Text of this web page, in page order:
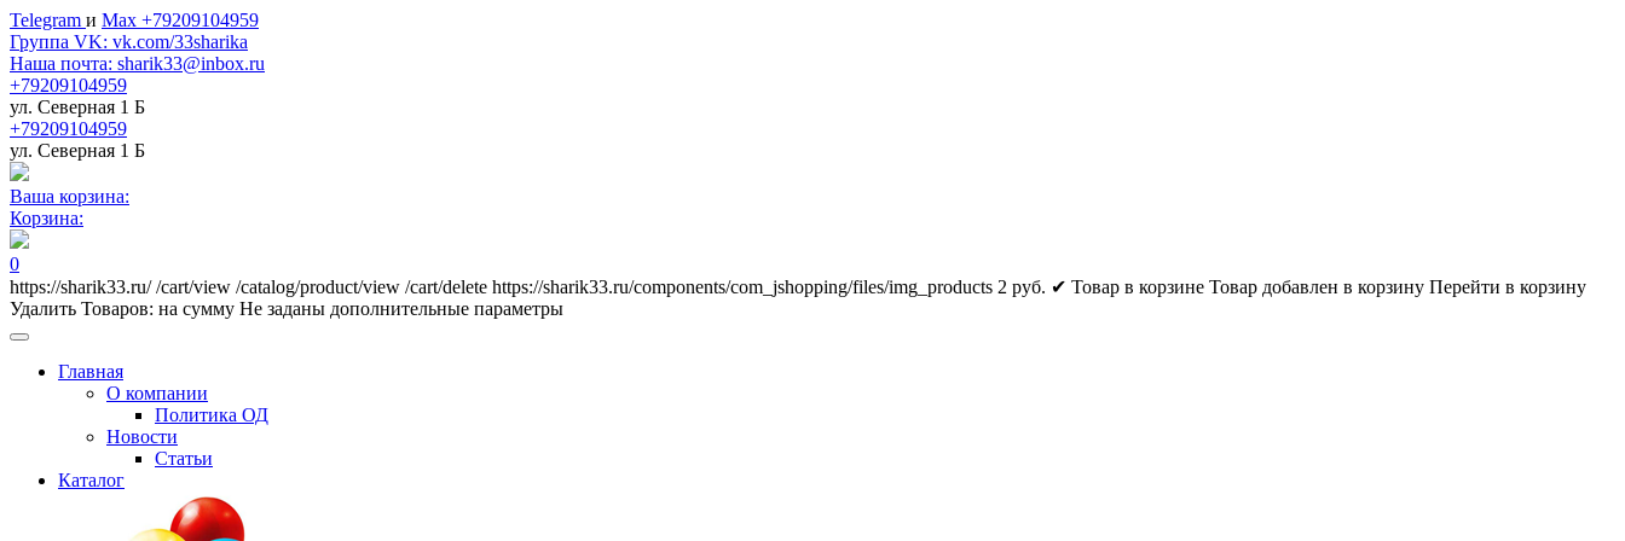
Telegram и Max +79209104959
Группа VK: vk.com/33sharika
Наша почта: sharik33@inbox.ru
+79209104959
ул. Северная 1 Б
+79209104959
ул. Северная 1 Б
Ваша корзина:
Корзина:
0
https://sharik33.ru/ /cart/view /catalog/product/view /cart/delete https://sharik33.ru/components/com_jshopping/files/img_products 2 руб. ✔ Товар в корзине Товар добавлен в корзину Перейти в корзину
Удалить Товаров: на сумму Не заданы дополнительные параметры
Главная
О компании
Политика ОД
Новости
Статьи
Каталог